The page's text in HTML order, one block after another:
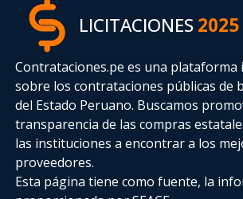
LICITACIONES2025
Contrataciones.pe es una
sobre los contrataciones públicas de
del Estado Peruano. Buscamos
transparencia de las compras
las instituciones a encontrar a los
proveedores.
Esta página tiene como fuente, la